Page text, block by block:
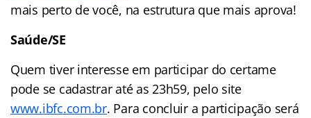
mais perto de você, na estrutura que mais aprova!
Saúde/SE
Quem tiver interesse em participar do certame
pode se cadastrar até as 23h59, pelo site
www.ibfc.com.br. Para concluir a participação será